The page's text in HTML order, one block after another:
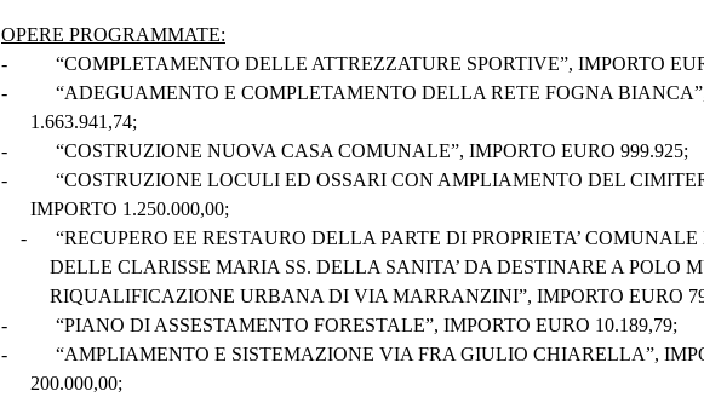
OPERE PROGRAMMATE:
-
“COMPLETAMENTO DELLE ATTREZZATURE SPORTIVE”, IMPORTO
-
“ADEGUAMENTO E COMPLETAMENTO DELLA RETE FOGNA
1.663.941,74;
-
“COSTRUZIONE NUOVA CASA COMUNALE”, IMPORTO EURO 999.925;
-
“COSTRUZIONE LOCULI ED OSSARI CON AMPLIAMENTO DEL
IMPORTO 1.250.000,00;
-
“RECUPERO EE RESTAURO DELLA PARTE DI PROPRIETA’
DELLE CLARISSE MARIA SS. DELLA SANITA’ DA DESTINARE A POLO
RIQUALIFICAZIONE URBANA DI VIA MARRANZINI”, IMPORTO EURO
-
“PIANO DI ASSESTAMENTO FORESTALE”, IMPORTO EURO 10.189,79;
-
“AMPLIAMENTO E SISTEMAZIONE VIA FRA GIULIO CHIARELLA”,
200.000,00;